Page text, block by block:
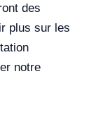
des
plus sur les
notre